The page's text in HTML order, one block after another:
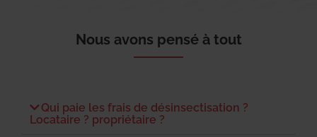
Nous avons pensé à tout
Qui paie les frais de désinsectisation ?
Locataire ? propriétaire ?